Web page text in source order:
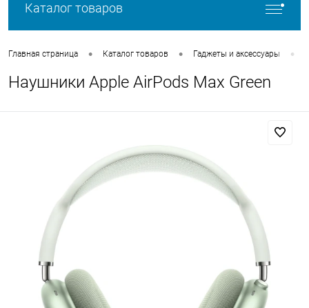
Каталог товаров
Главная страница • Каталог товаров • Гаджеты и аксессуары •
Наушники Apple AirPods Max Green
Сегодня
Добавляйте товары
в корзину
Оплачивайте сегодня только
25
Получайте товар
выбранный способом